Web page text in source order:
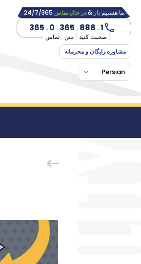
ما هستیمباز&در حال تماس24/7/365
1
.
.
.
.
صحبت کنید متن تماس
مشاوره رایگان و محرمانه
Persian